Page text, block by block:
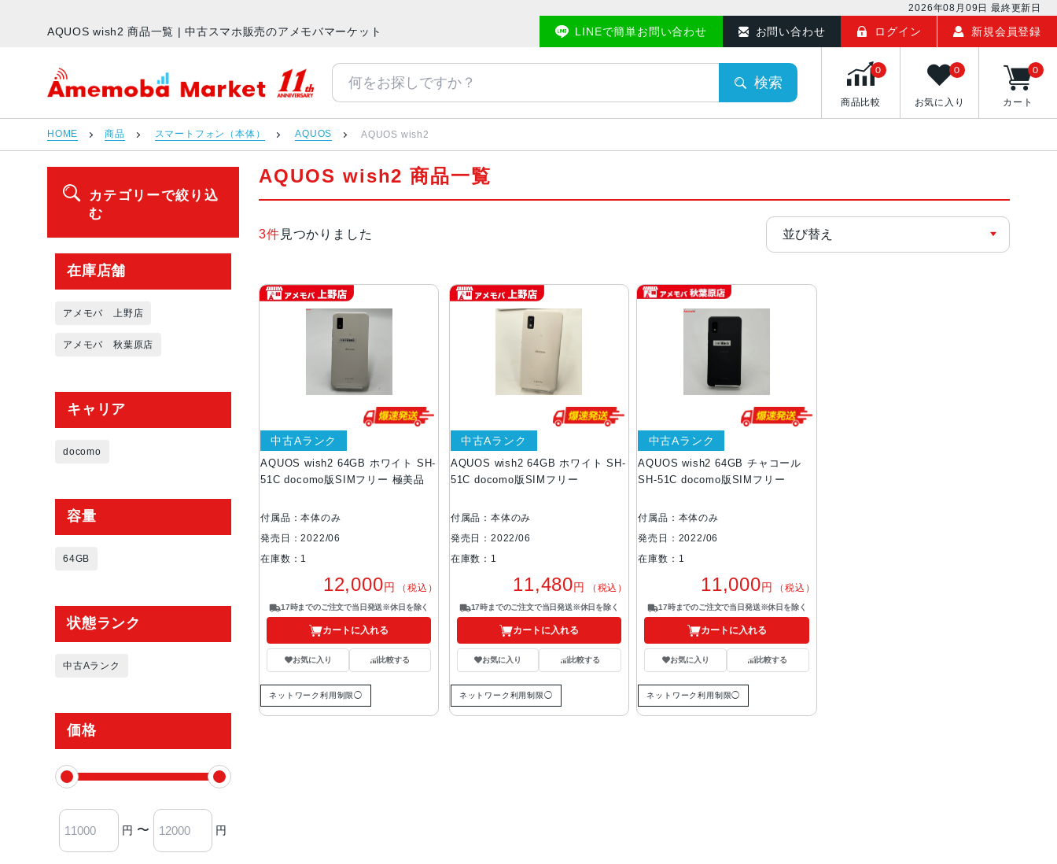
2026年08月09日 最終更新日
AQUOS wish2 商品一覧 | 中古スマホ販売のアメモバマーケット LINEで簡単お問い合わせ お問い合わせ ログイン 新規会員登録
アメモバマーケット
検索
商品比較
0
お気に入り
0
カート
0
HOME 商品 スマートフォン（本体） AQUOS AQUOS wish2
カテゴリーで絞り込
む
在庫店舗
アメモバ 上野店
アメモバ 秋葉原店
キャリア
docomo
容量
64GB
状態ランク
中古Aランク
価格
円 〜 円
AQUOS wish2 商品一覧
3件 見つかりました
AQUOS wish2 64GB ホワイト SH-
51C docomo版SIMフリー 極美品
中古Aランク
付属品：本体のみ
発売日：2022/06
在庫数：1
12,000円 （税込）
17時までのご注文で当日発送※休日を除く
カートに入れる
お気に入り 比較する
ネットワーク利用制限◯
AQUOS wish2 64GB ホワイト SH-
51C docomo版SIMフリー
中古Aランク
付属品：本体のみ
発売日：2022/06
在庫数：1
11,480円 （税込）
17時までのご注文で当日発送※休日を除く
カートに入れる
お気に入り 比較する
ネットワーク利用制限◯
AQUOS wish2 64GB チャコール
SH-51C docomo版SIMフリー
中古Aランク
付属品：本体のみ
発売日：2022/06
在庫数：1
11,000円 （税込）
17時までのご注文で当日発送※休日を除く
カートに入れる
お気に入り 比較する
ネットワーク利用制限◯